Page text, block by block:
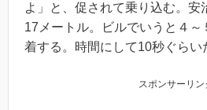
よ」と、促されて乗り込む。安
17メートル。ビルでいうと４～
着する。時間にして10秒ぐらい
スポンサーリン